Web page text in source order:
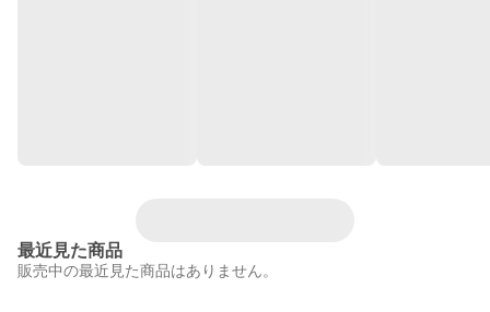
最近見た商品
販売中の最近見た商品はありません。